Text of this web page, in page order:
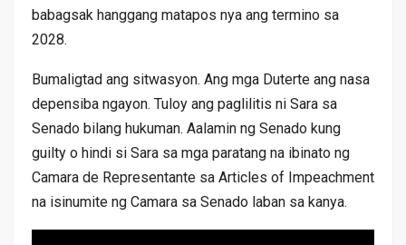
babagsak hanggang matapos nya ang termino sa
2028.
Bumaligtad ang sitwasyon. Ang mga Duterte ang nasa
depensiba ngayon. Tuloy ang paglilitis ni Sara sa
Senado bilang hukuman. Aalamin ng Senado kung
guilty o hindi si Sara sa mga paratang na ibinato ng
Camara de Representante sa Articles of Impeachment
na isinumite ng Camara sa Senado laban sa kanya.